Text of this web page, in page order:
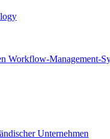
Workflow-Management-
Unternehmen